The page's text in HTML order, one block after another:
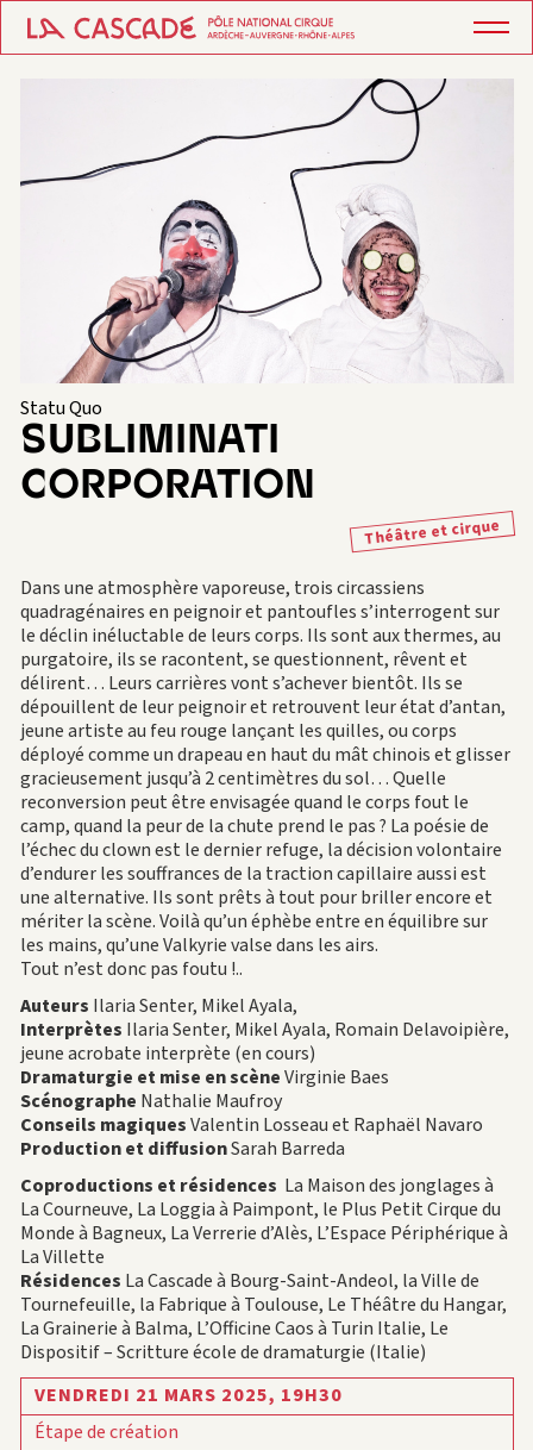
Statu Quo
SUBLIMINATI
CORPORATION
Théâtre et cirque
Dans une atmosphère vaporeuse, trois circassiens
quadragénaires en peignoir et pantoufles s’interrogent sur
le déclin inéluctable de leurs corps. Ils sont aux thermes, au
purgatoire, ils se racontent, se questionnent, rêvent et
délirent… Leurs carrières vont s’achever bientôt. Ils se
dépouillent de leur peignoir et retrouvent leur état d’antan,
jeune artiste au feu rouge lançant les quilles, ou corps
déployé comme un drapeau en haut du mât chinois et glisser
gracieusement jusqu’à 2 centimètres du sol… Quelle
reconversion peut être envisagée quand le corps fout le
camp, quand la peur de la chute prend le pas ? La poésie de
l’échec du clown est le dernier refuge, la décision volontaire
d’endurer les souffrances de la traction capillaire aussi est
une alternative. Ils sont prêts à tout pour briller encore et
mériter la scène. Voilà qu’un éphèbe entre en équilibre sur
les mains, qu’une Valkyrie valse dans les airs.
Tout n’est donc pas foutu !..
Auteurs Ilaria Senter, Mikel Ayala,
Interprètes Ilaria Senter, Mikel Ayala, Romain Delavoipière,
jeune acrobate interprète (en cours)
Dramaturgie et mise en scèneVirginie Baes
Scénographe Nathalie Maufroy
Conseils magiquesValentin Losseau et Raphaël Navaro
Production et diffusionSarah Barreda
Coproductions et résidences La Maison des jonglages à
La Courneuve, La Loggia à Paimpont, le Plus Petit Cirque du
Monde à Bagneux, La Verrerie d’Alès, L’Espace Périphérique à
La Villette
Résidences La Cascade à Bourg-Saint-Andeol, la Ville de
Tournefeuille, la Fabrique à Toulouse, Le Théâtre du Hangar,
La Grainerie à Balma, L’Officine Caos à Turin Italie, Le
Dispositif – Scritture école de dramaturgie (Italie)
VENDREDI 21 MARS 2025, 19H30
Étape de création